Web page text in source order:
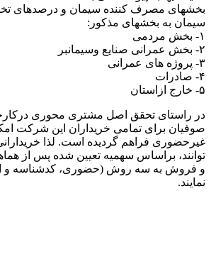
بخشهای مصرف کننده سیمان و درصدهای
سیمان به بخشهای مذکور:
۱- بخش مردمی
۲- بخش عمرانی صنایع وسیمانبر
۳- پروژه های عمرانی
۴- صادرات
۵- خارج ازاستان
در راستای تحقق اصل مشتری محوری
صوفیان برای تمامی خریداران این شرکت
غیرحضوری فراهم گردیده است. لذا
توانند، براساس سهمیه تعیین شده پس از
و فروش به سه روش (حضوری، کدشناسه و
نمایند.